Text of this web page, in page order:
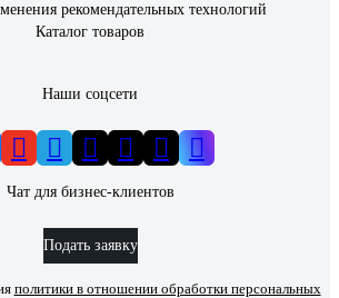
рекомендательных технологий
Каталог товаров
Наши соцсети
Чат для бизнес-клиентов
Подать заявку
политики в отношении обработки персональных